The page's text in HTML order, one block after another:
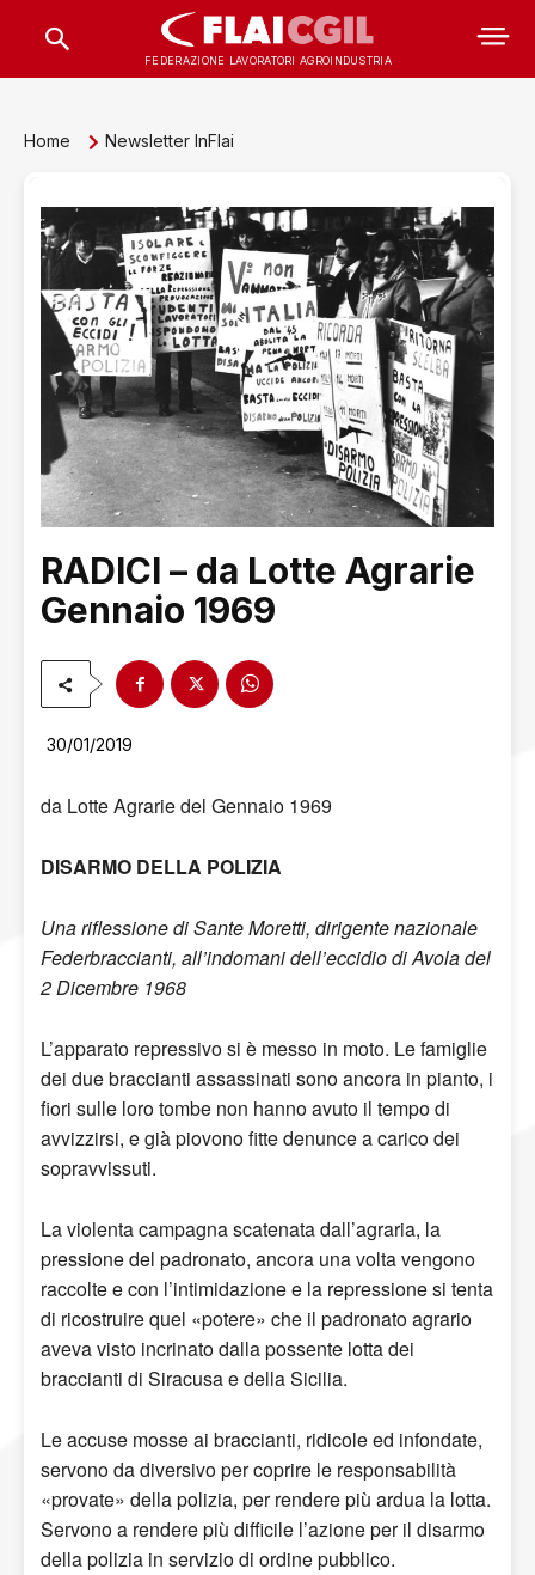
FEDERAZIONE LAVORATORI AGROINDUSTRIA
Home Newsletter InFlai
RADICI – da Lotte Agrarie
Gennaio 1969
30/01/2019
da Lotte Agrarie del Gennaio 1969
DISARMO DELLA POLIZIA
Una riflessione di Sante Moretti, dirigente nazionale
Federbraccianti, all’indomani dell’eccidio di Avola del
2 Dicembre 1968
L’apparato repressivo si è messo in moto. Le famiglie
dei due braccianti assassinati sono ancora in pianto, i
fiori sulle loro tombe non hanno avuto il tempo di
avvizzirsi, e già piovono fitte denunce a carico dei
sopravvissuti.
La violenta campagna scatenata dall’agraria, la
pressione del padronato, ancora una volta vengono
raccolte e con l’intimidazione e la repressione si tenta
di ricostruire quel «potere» che il padronato agrario
aveva visto incrinato dalla possente lotta dei
braccianti di Siracusa e della Sicilia.
Le accuse mosse ai braccianti, ridicole ed infondate,
servono da diversivo per coprire le responsabilità
«provate» della polizia, per rendere più ardua la lotta.
Servono a rendere più difficile l’azione per il disarmo
della polizia in servizio di ordine pubblico.